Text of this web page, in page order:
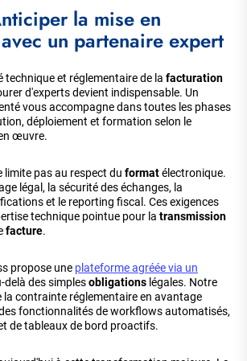
la mise en
un partenaire expert
technique et réglementaire de la facturation
d'experts devient indispensable. Un
vous accompagne dans toutes les phases
déploiement et formation selon le
œuvre.
limite pas au respect du formatélectronique.
légal, la sécurité des échanges, la
et le reporting fiscal. Ces exigences
technique pointue pour la transmission
facture.
propose une plateforme agréée via un
delà des simplesobligations légales. Notre
contrainte réglementaire en avantage
fonctionnalités de workflows automatisés,
de tableaux de bord proactifs.